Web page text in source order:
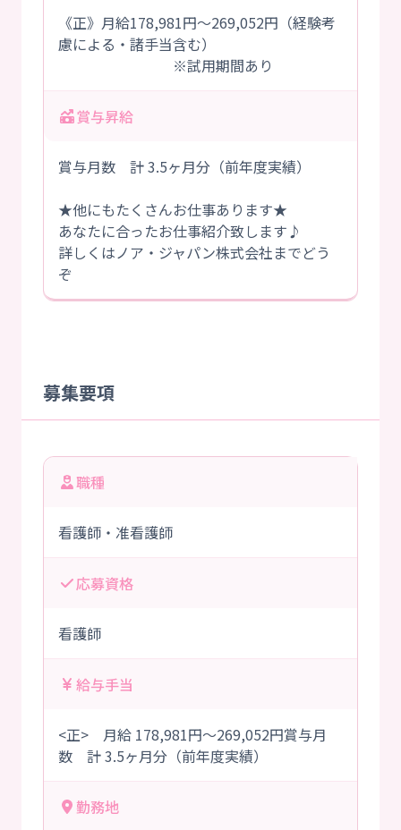
《正》月給178,981円～269,052円（経験考
慮による・諸手当含む）
※試用期間あり
賞与昇給
賞与月数 計 3.5ヶ月分（前年度実績）
★他にもたくさんお仕事あります★
あなたに合ったお仕事紹介致します♪
詳しくはノア・ジャパン株式会社までどう
ぞ
募集要項
職種
看護師・准看護師
応募資格
看護師
給与手当
<正> 月給 178,981円～269,052円賞与月
数 計 3.5ヶ月分（前年度実績）
勤務地